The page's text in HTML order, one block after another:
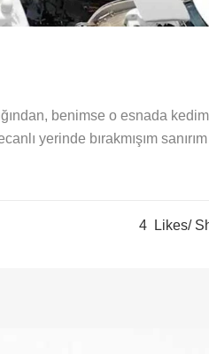
benimse o esnada
yerinde bırakmışım
4 Likes